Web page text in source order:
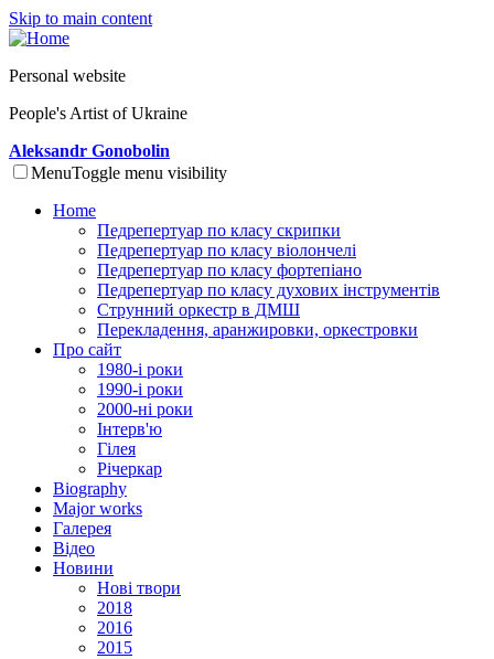
Skip to main content
Personal website
People's Artist of Ukraine
Aleksandr Gonobolin
MenuToggle menu visibility
Home
Педрепертуар по класу скрипки
Педрепертуар по класу віолончелі
Педрепертуар по класу фортепіано
Педрепертуар по класу духових інструментів
Струнний оркестр в ДМШ
Перекладення, аранжировки, оркестровки
Про сайт
1980-і роки
1990-і роки
2000-ні роки
Інтерв'ю
Гілея
Річеркар
Biography
Major works
Галерея
Відео
Новини
Нові твори
2018
2016
2015